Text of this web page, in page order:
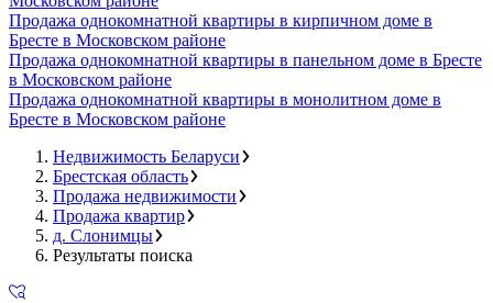
Продажа однокомнатной квартиры в кирпичном доме в
Бресте в Московском районе
Продажа однокомнатной квартиры в панельном доме в Бресте
в Московском районе
Продажа однокомнатной квартиры в монолитном доме в
Бресте в Московском районе
Недвижимость Беларуси
Брестская область
Продажа недвижимости
Продажа квартир
д. Слонимцы
Результаты поиска